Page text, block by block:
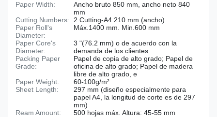
Paper Width:
Ancho bruto 850 mm, ancho neto 840
mm
Cutting Numbers:
2 Cutting-A4 210 mm (ancho)
Paper Roll's
Diameter:
Máx.1400 mm. Min.600 mm
Paper Core's
Diameter:
3 "(76.2 mm) o de acuerdo con la
demanda de los clientes
Packing Paper
Grade:
Papel de copia de alto grado; Papel de
oficina de alto grado; Papel de madera
libre de alto grado, e
Paper Weight:
60-100g/m²
Sheet Length:
297 mm (diseño especialmente para
papel A4, la longitud de corte es de 297
mm)
Ream Amount:
500 hojas máx. Altura: 45-55 mm